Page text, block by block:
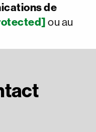
de
ou au